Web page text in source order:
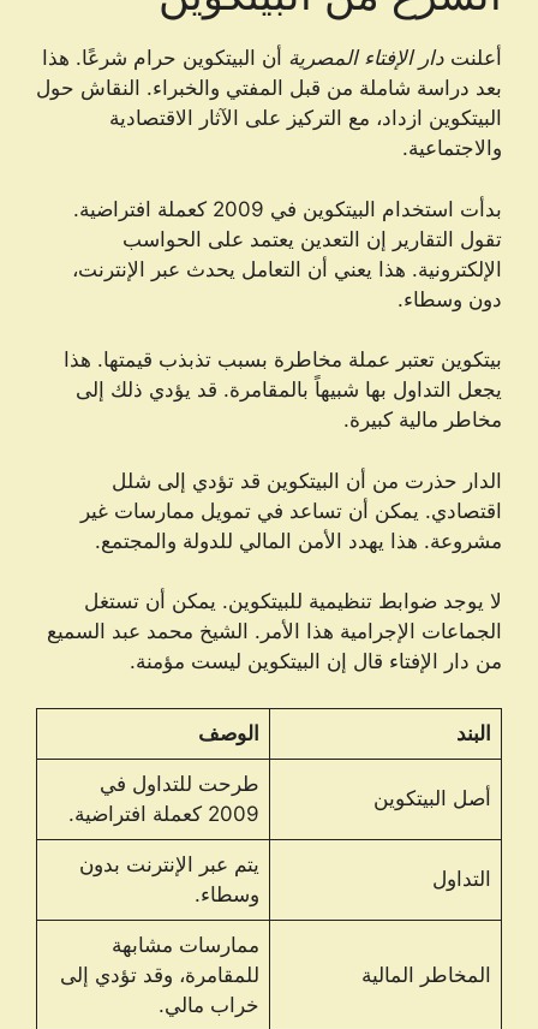
أعلنت دار الإفتاء المصرية أن البيتكوين حرام شرعًا. هذا
بعد دراسة شاملة من قبل المفتي والخبراء. النقاش حول
البيتكوين ازداد، مع التركيز على الآثار الاقتصادية
والاجتماعية.
بدأت استخدام البيتكوين في 2009 كعملة افتراضية.
تقول التقارير إن التعدين يعتمد على الحواسب
الإلكترونية. هذا يعني أن التعامل يحدث عبر الإنترنت،
دون وسطاء.
بيتكوين تعتبر عملة مخاطرة بسبب تذبذب قيمتها. هذا
يجعل التداول بها شبيهاً بالمقامرة. قد يؤدي ذلك إلى
مخاطر مالية كبيرة.
الدار حذرت من أن البيتكوين قد تؤدي إلى شلل
اقتصادي. يمكن أن تساعد في تمويل ممارسات غير
مشروعة. هذا يهدد الأمن المالي للدولة والمجتمع.
لا يوجد ضوابط تنظيمية للبيتكوين. يمكن أن تستغل
الجماعات الإجرامية هذا الأمر. الشيخ محمد عبد السميع
من دار الإفتاء قال إن البيتكوين ليست مؤمنة.
البند الوصف
أصل البيتكوين
طرحت للتداول في
2009 كعملة افتراضية.
التداول
يتم عبر الإنترنت بدون
وسطاء.
المخاطر المالية
ممارسات مشابهة
للمقامرة، وقد تؤدي إلى
خراب مالي.